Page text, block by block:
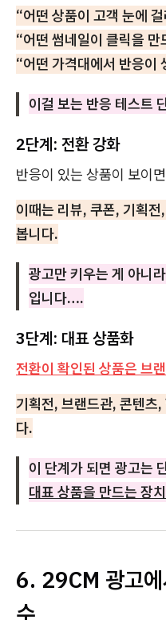
“어떤 상품이 고객 눈에
“어떤 썸네일이 클릭을 만
“어떤 가격대에서 반응이
이걸 보는 반응 테스트
2단계: 전환 강화
반응이 있는 상품이 보이
이때는 리뷰, 쿠폰, 기획
봅니다.
광고만 키우는 게 아니
입니다….
3단계: 대표 상품화
전환이 확인된 상품은 브
기획전, 브랜드관, 콘텐츠
다.
이 단계가 되면 광고는
대표 상품을 만드는 장치
6. 29CM 광고에
수